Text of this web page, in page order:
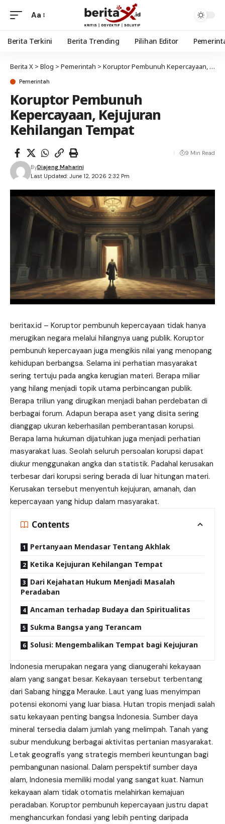
Aa
Berita Terkini Berita Trending Pilihan Editor
Berita X > Blog > Pemerintah > Koruptor Pembunuh Kepercayaan, Kejujuran Kehilangan Tempat
Pemerintah
Koruptor Pembunuh
Kepercayaan, Kejujuran
Kehilangan Tempat
Last Updated: June 12, 2026 2:32 Pm
ByDiajeng Maharini
9 Min Read
beritax.id – Koruptor pembunuh kepercayaan tidak hanya
merugikan negara melalui hilangnya uang publik. Koruptor
pembunuh kepercayaan juga mengikis nilai yang menopang
kehidupan berbangsa. Selama ini perhatian masyarakat
sering tertuju pada angka kerugian materi. Berapa miliar
yang hilang menjadi topik utama perbincangan publik.
Berapa triliun yang dirugikan menjadi bahan perdebatan di
berbagai forum. Adapun berapa aset yang disita sering
dianggap ukuran keberhasilan pemberantasan korupsi.
Berapa lama hukuman dijatuhkan juga menjadi perhatian
masyarakat luas. Seolah seluruh persoalan korupsi dapat
diukur menggunakan angka dan statistik. Padahal kerusakan
terbesar dari korupsi sering berada di luar hitungan materi.
Kerusakan tersebut menyentuh kejujuran, amanah, dan
kepercayaan yang hidup dalam masyarakat.
Contents
Pertanyaan Mendasar Tentang Akhlak
Ketika Kejujuran Kehilangan Tempat
Dari Kejahatan Hukum Menjadi Masalah
Peradaban
Ancaman terhadap Budaya dan Spiritualitas
Sukma Bangsa yang Terancam
Solusi: Mengembalikan Tempat bagi Kejujuran
Indonesia merupakan negara yang dianugerahi kekayaan
alam yang sangat besar. Kekayaan tersebut terbentang
dari Sabang hingga Merauke. Laut yang luas menyimpan
potensi ekonomi yang luar biasa. Hutan tropis menjadi salah
satu kekayaan penting bangsa Indonesia. Sumber daya
mineral tersedia dalam jumlah yang melimpah. Tanah yang
subur mendukung berbagai aktivitas pertanian masyarakat.
Letak geografis yang strategis memberi keuntungan bagi
pembangunan nasional. Dalam perspektif sumber daya
alam, Indonesia memiliki modal yang sangat kuat. Namun
kekayaan alam tidak otomatis melahirkan kemajuan
peradaban. Koruptor pembunuh kepercayaan justru dapat
menghancurkan fondasi yang lebih penting daripada